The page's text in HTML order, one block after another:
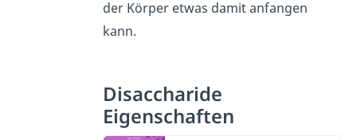
der Körper etwas damit anfangen
kann.
Disaccharide
Eigenschaften